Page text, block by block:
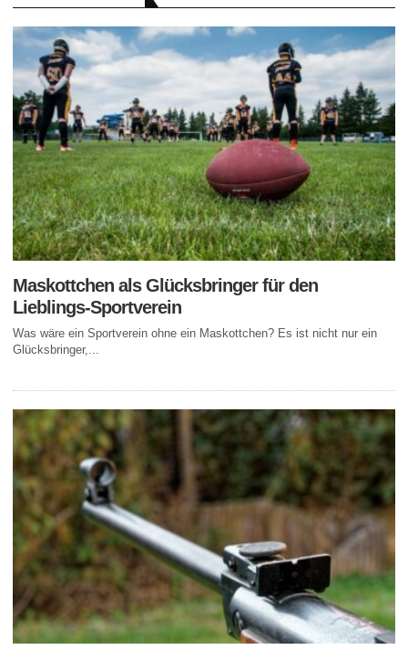
Maskottchen als Glücksbringer für den
Lieblings-Sportverein
Was wäre ein Sportverein ohne ein Maskottchen? Es ist nicht nur ein
Glücksbringer,...